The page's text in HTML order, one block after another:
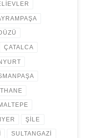
ÇATALCA
ŞİLE
SULTANGAZİ